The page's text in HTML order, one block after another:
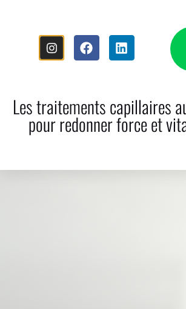
Les traitements capillaires
pour redonner force et